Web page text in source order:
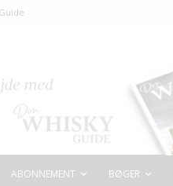
ABONNEMENT BØGER